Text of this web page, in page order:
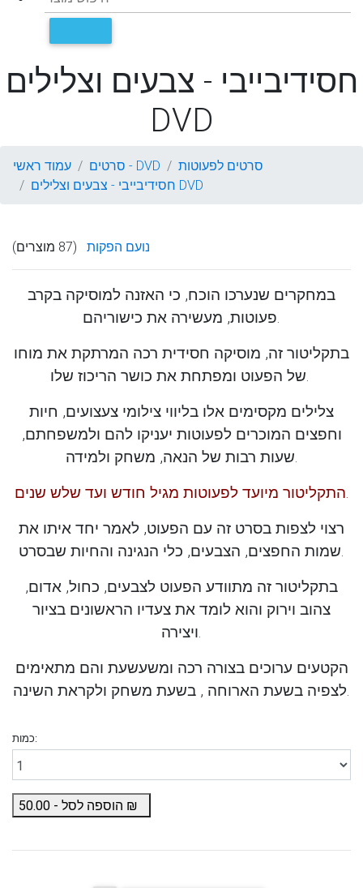
חסידיבייבי - צבעים וצלילים
DVD
עמוד ראשי סרטים - DVD
סרטים לפעוטות
חסידיבייבי - צבעים וצלילים DVD
נועם הפקות (87 מוצרים)
במחקרים שנערכו הוכח, כי האזנה למוסיקה בקרב
פעוטות, מעשירה את כישוריהם.
בתקליטור זה, מוסיקה חסידית רכה המרתקת את מוחו
של הפעוט ומפתחת את כושר הריכוז שלו.
צלילים מקסימים אלו בליווי צילומי צעצועים, חיות
וחפצים המוכרים לפעוטות יעניקו להם ולמשפחתם,
שעות רבות של הנאה, משחק ולמידה.
התקליטור מיועד לפעוטות מגיל חודש ועד שלש שנים.
רצוי לצפות בסרט זה עם הפעוט, לאמר יחד איתו את
שמות החפצים, הצבעים, כלי הנגינה והחיות שבסרט.
בתקליטור זה מתוודע הפעוט לצבעים, כחול, אדום,
צהוב וירוק והוא לומד את צעדיו הראשונים בציור
ויצירה.
הקטעים ערוכים בצורה רכה ומשעשעת והם מתאימים
לצפיה בשעת הארוחה , בשעת משחק ולקראת השינה.
כמות:
הוספה לסל - 50.00